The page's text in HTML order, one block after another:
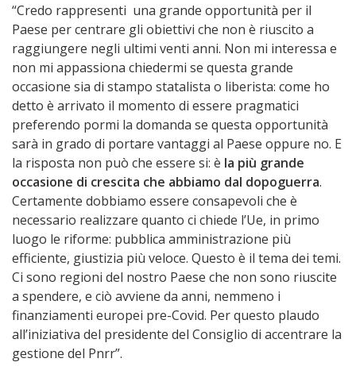
“Credo rappresenti una grande opportunità per il
Paese per centrare gli obiettivi che non è riuscito a
raggiungere negli ultimi venti anni. Non mi interessa e
non mi appassiona chiedermi se questa grande
occasione sia di stampo statalista o liberista: come ho
detto è arrivato il momento di essere pragmatici
preferendo pormi la domanda se questa opportunità
sarà in grado di portare vantaggi al Paese oppure no. E
la risposta non può che essere si: è la più grande
occasione di crescita che abbiamo dal dopoguerra.
Certamente dobbiamo essere consapevoli che è
necessario realizzare quanto ci chiede l’Ue, in primo
luogo le riforme: pubblica amministrazione più
efficiente, giustizia più veloce. Questo è il tema dei temi.
Ci sono regioni del nostro Paese che non sono riuscite
a spendere, e ciò avviene da anni, nemmeno i
finanziamenti europei pre-Covid. Per questo plaudo
all’iniziativa del presidente del Consiglio di accentrare la
gestione del Pnrr”.